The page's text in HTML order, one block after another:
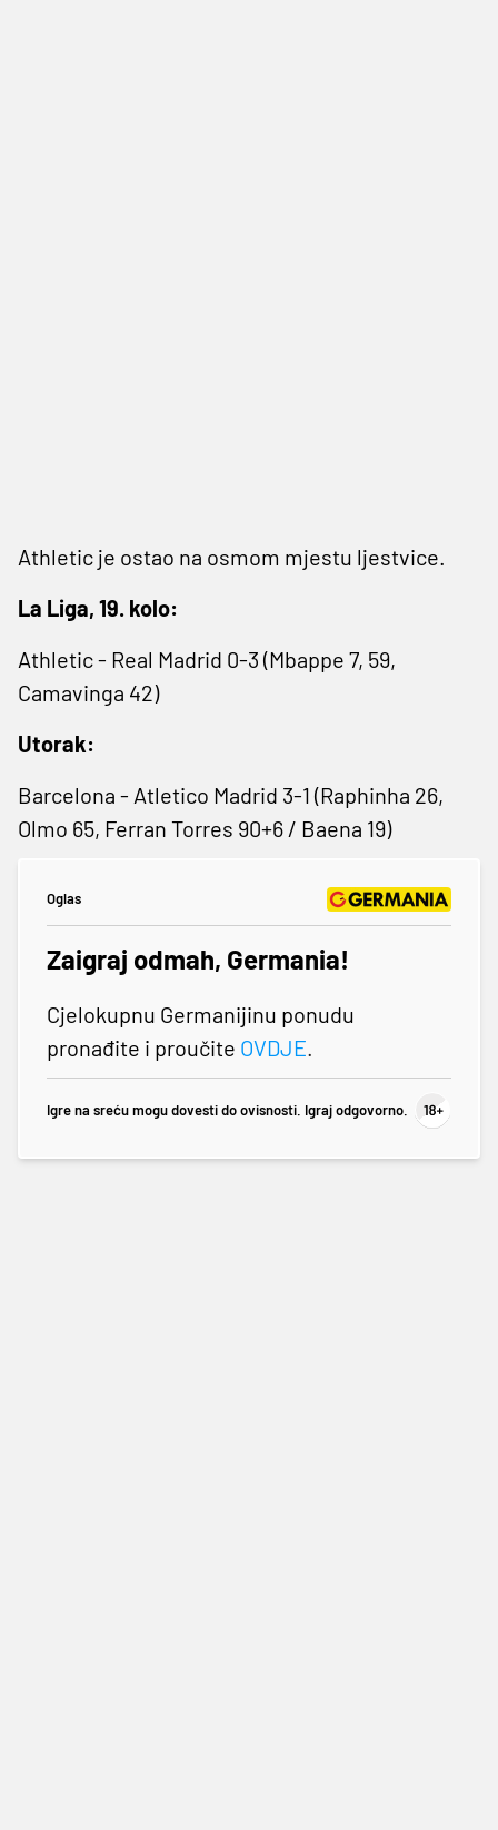
Athletic je ostao na osmom mjestu ljestvice.
La Liga, 19. kolo:
Athletic - Real Madrid 0-3 (Mbappe 7, 59,
Camavinga 42)
Utorak:
Barcelona - Atletico Madrid 3-1 (Raphinha 26,
Olmo 65, Ferran Torres 90+6 / Baena 19)
Oglas
Zaigraj odmah, Germania!
Cjelokupnu Germanijinu ponudu
pronađite i proučite OVDJE.
Igre na sreću mogu dovesti do ovisnosti. Igraj odgovorno.